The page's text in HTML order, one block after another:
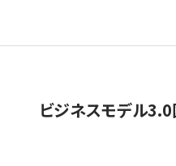
ビジネスモデル